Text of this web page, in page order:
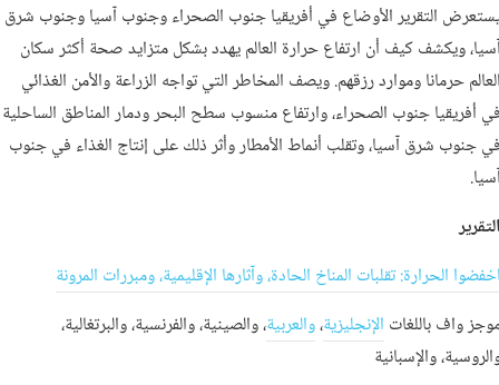
التقرير الأوضاع في أفريقيا جنوب الصحراء وجنوب آسيا وجنوب شرق
ويكشف كيف أن ارتفاع حرارة العالم يهدد بشكل متزايد صحة أكثر سكان
حرمانا وموارد رزقهم. ويصف المخاطر التي تواجه الزراعة والأمن الغذائي
أفريقيا جنوب الصحراء، وارتفاع منسوب سطح البحر ودمار المناطق الساحلية
جنوب شرق آسيا، وتقلب أنماط الأمطار وأثر ذلك على إنتاج الغذاء في جنوب
الحرارة: تقلبات المناخ الحادة، وآثارها الإقليمية، ومبررات المرونة
واف باللغات الإنجليزية،والعربية، والصينية، والفرنسية، والبرتغالية،
والإسبانية